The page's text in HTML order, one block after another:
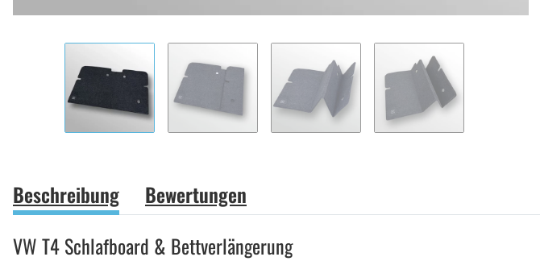
Beschreibung
Bewertungen
VW T4 Schlafboard & Bettverlängerung